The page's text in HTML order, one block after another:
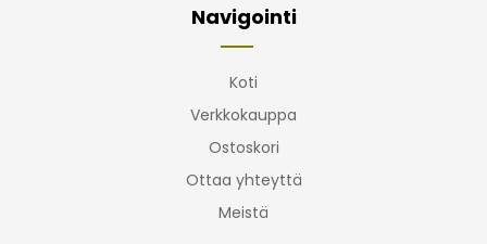
Navigointi
Koti
Verkkokauppa
Ostoskori
Ottaa yhteyttä
Meistä